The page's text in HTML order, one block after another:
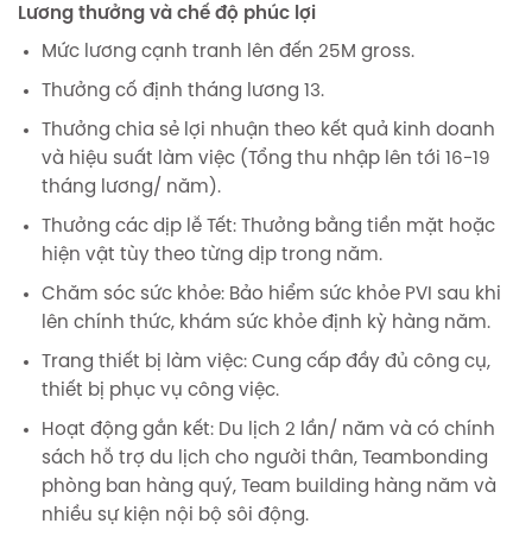
Lương thưởng và chế độ phúc lợi
Mức lương cạnh tranh lên đến 25M gross.
Thưởng cố định tháng lương 13.
Thưởng chia sẻ lợi nhuận theo kết quả kinh doanh
và hiệu suất làm việc (Tổng thu nhập lên tới 16-19
tháng lương/ năm).
Thưởng các dịp lễ Tết: Thưởng bằng tiền mặt hoặc
hiện vật tùy theo từng dịp trong năm.
Chăm sóc sức khỏe: Bảo hiểm sức khỏe PVI sau khi
lên chính thức, khám sức khỏe định kỳ hàng năm.
Trang thiết bị làm việc: Cung cấp đầy đủ công cụ,
thiết bị phục vụ công việc.
Hoạt động gắn kết: Du lịch 2 lần/ năm và có chính
sách hỗ trợ du lịch cho người thân, Teambonding
phòng ban hàng quý, Team building hàng năm và
nhiều sự kiện nội bộ sôi động.